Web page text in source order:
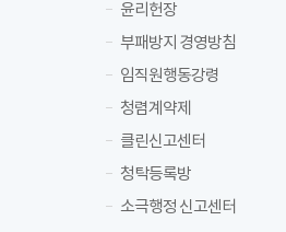
윤리헌장
부패방지 경영방침
임직원행동강령
청렴계약제
클린신고센터
청탁등록방
소극행정 신고센터